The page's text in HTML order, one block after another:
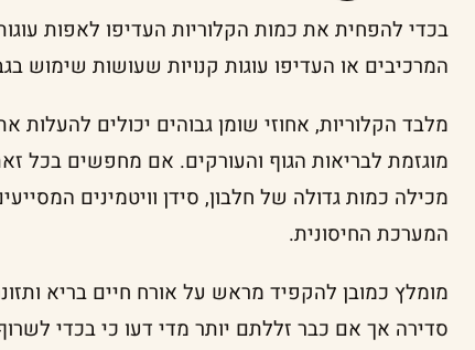
בכדי להפחית את כמות הקלוריות העדיפו לאפות
המרכיבים או העדיפו עוגות קנויות שעושות שימוש
מלבד הקלוריות, אחוזי שומן גבוהים יכולים להעלות
מוגזמת לבריאות הגוף והעורקים. אם מחפשים בכל
מכילה כמות גדולה של חלבון, סידן וויטמינים
המערכת החיסונית.
מומלץ כמובן להקפיד מראש על אורח חיים בריא
סדירה אך אם כבר זללתם יותר מדי דעו כי בכדי